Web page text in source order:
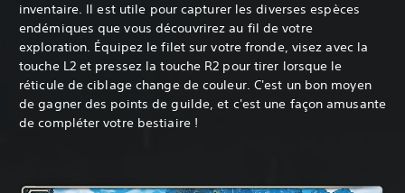
inventaire. Il est utile pour capturer les diverses espèces
endémiques que vous découvrirez au fil de votre
exploration. Équipez le filet sur votre fronde, visez avec la
touche L2 et pressez la touche R2 pour tirer lorsque le
réticule de ciblage change de couleur. C'est un bon moyen
de gagner des points de guilde, et c'est une façon amusante
de compléter votre bestiaire !